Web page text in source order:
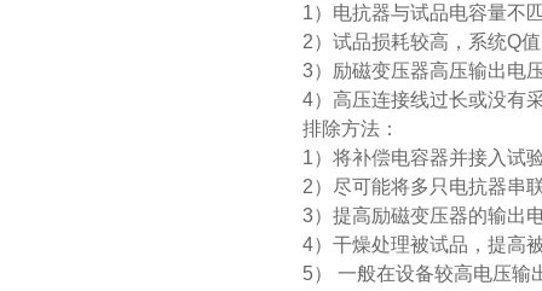
1）电抗器与试品电容量不
2）试品损耗较高，系统Q
3）励磁变压器高压输出电
4）高压连接线过长或没有
排除方法：
1）将补偿电容器并接入试
2）尽可能将多只电抗器串
3）提高励磁变压器的输出
4）干燥处理被试品，提高
5） 一般在设备较高电压输